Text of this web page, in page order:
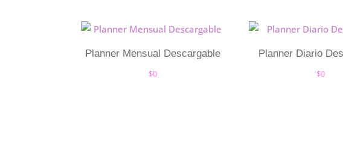
Planner Mensual Descargable
$0
Planner Diario
$0